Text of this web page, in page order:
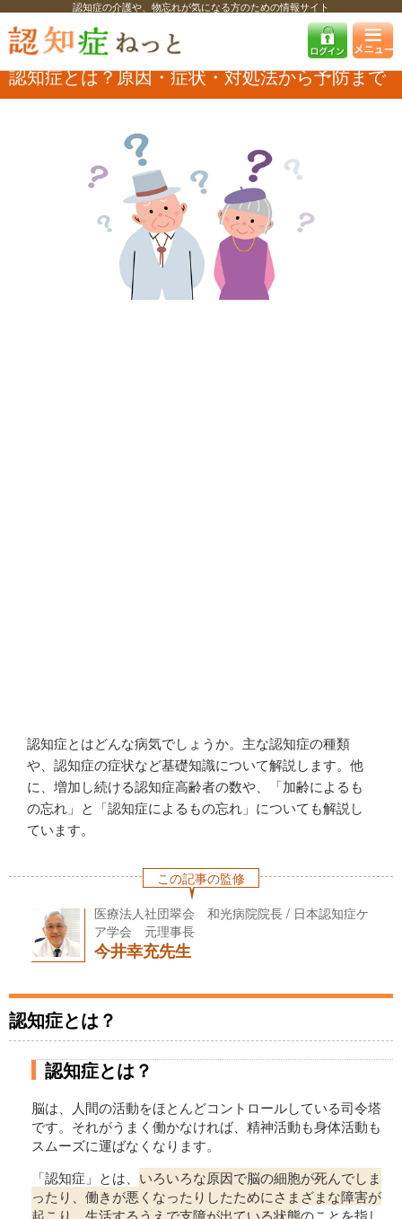
認知症の介護や、物忘れが気になる方のための情報サイト
認知症ねっと 認知症を知る 認知症・MCIの基礎知識
認知症とは？原
因・症状・対処法から予防まで
認知症とは？原因・症状・対処法から予防まで
認知症とはどんな病気でしょうか。主な認知症の種類
や、認知症の症状など基礎知識について解説します。他
に、増加し続ける認知症高齢者の数や、「加齢によるも
の忘れ」と「認知症によるもの忘れ」についても解説し
ています。
この記事の監修
医療法人社団翠会 和光病院院長 / 日本認知症ケ
ア学会 元理事長
今井幸充先生
認知症とは？
認知症とは？
脳は、人間の活動をほとんどコントロールしている司令塔
です。それがうまく働かなければ、精神活動も身体活動も
スムーズに運ばなくなります。
「認知症」とは、 いろいろな原因で脳の細胞が死んでしま
ったり、働きが悪くなったりしたためにさまざまな障害が
起こり、生活するうえで支障が出ている状態のことを指し